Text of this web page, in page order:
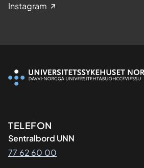
Instagram
Kontaktinformasjon
TELEFON
Sentralbord UNN
77 62 60 00